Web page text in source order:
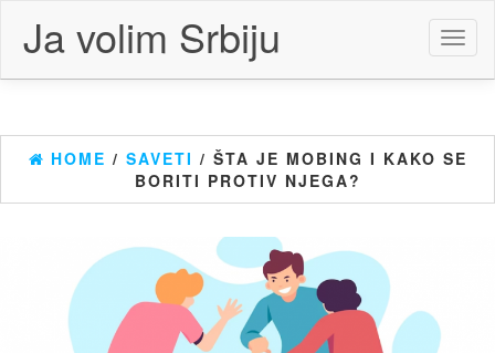
content
Ja volim Srbiju
HOME / SAVETI / ŠTA JE MOBING I KAKO SE
BORITI PROTIV NJEGA?